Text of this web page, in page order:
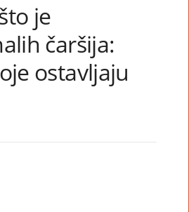
je
čaršija:
ostavljaju